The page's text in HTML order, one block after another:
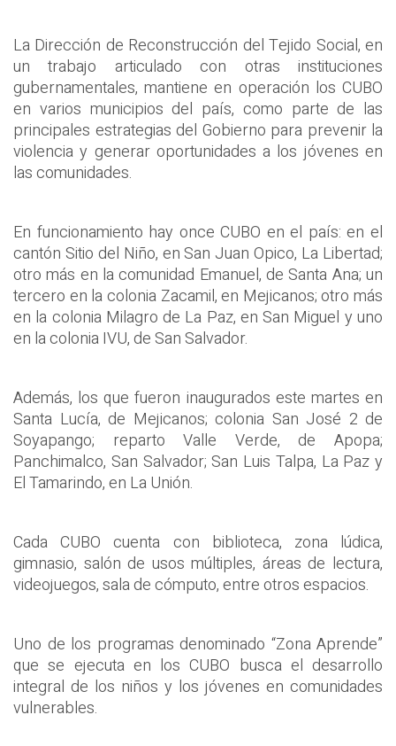
La Dirección de Reconstrucción del Tejido Social, en
un trabajo articulado con otras instituciones
gubernamentales, mantiene en operación los CUBO
en varios municipios del país, como parte de las
principales estrategias del Gobierno para prevenir la
violencia y generar oportunidades a los jóvenes en
las comunidades.
En funcionamiento hay once CUBO en el país: en el
cantón Sitio del Niño, en San Juan Opico, La Libertad;
otro más en la comunidad Emanuel, de Santa Ana; un
tercero en la colonia Zacamil, en Mejicanos; otro más
en la colonia Milagro de La Paz, en San Miguel y uno
en la colonia IVU, de San Salvador.
Además, los que fueron inaugurados este martes en
Santa Lucía, de Mejicanos; colonia San José 2 de
Soyapango; reparto Valle Verde, de Apopa;
Panchimalco, San Salvador; San Luis Talpa, La Paz y
El Tamarindo, en La Unión.
Cada CUBO cuenta con biblioteca, zona lúdica,
gimnasio, salón de usos múltiples, áreas de lectura,
videojuegos, sala de cómputo, entre otros espacios.
Uno de los programas denominado “Zona Aprende”
que se ejecuta en los CUBO busca el desarrollo
integral de los niños y los jóvenes en comunidades
vulnerables.